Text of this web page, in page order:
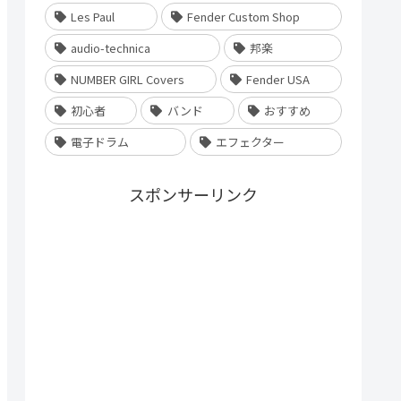
Les Paul
Fender Custom Shop
audio-technica
邦楽
NUMBER GIRL Covers
Fender USA
初心者
バンド
おすすめ
電子ドラム
エフェクター
スポンサーリンク